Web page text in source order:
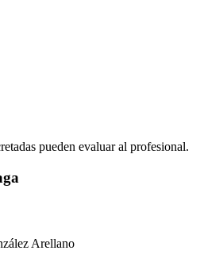
pueden evaluar al profesional.
Arellano